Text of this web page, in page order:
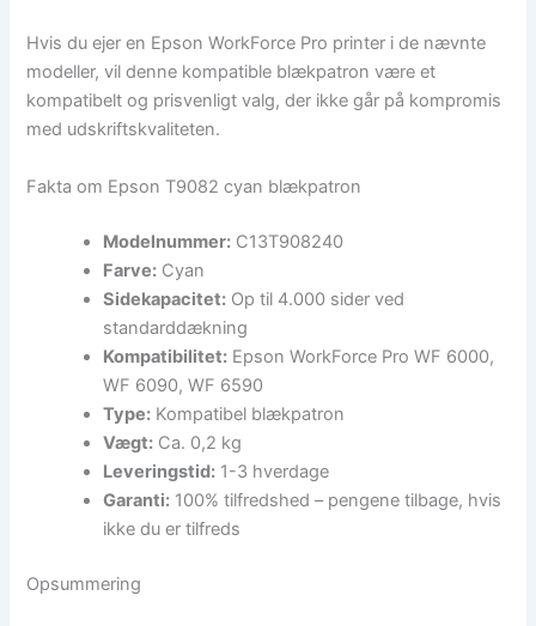
Hvis du ejer en Epson WorkForce Pro printer i de nævnte
modeller, vil denne kompatible blækpatron være et
kompatibelt og prisvenligt valg, der ikke går på kompromis
med udskriftskvaliteten.
Fakta om Epson T9082 cyan blækpatron
Modelnummer: C13T908240
Farve: Cyan
Sidekapacitet: Op til 4.000 sider ved
standarddækning
Kompatibilitet: Epson WorkForce Pro WF 6000,
WF 6090, WF 6590
Type: Kompatibel blækpatron
Vægt: Ca. 0,2 kg
Leveringstid: 1-3 hverdage
Garanti: 100% tilfredshed – pengene tilbage, hvis
ikke du er tilfreds
Opsummering